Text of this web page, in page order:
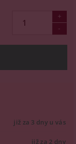
již za 3 dny u vás
již za 2 dny